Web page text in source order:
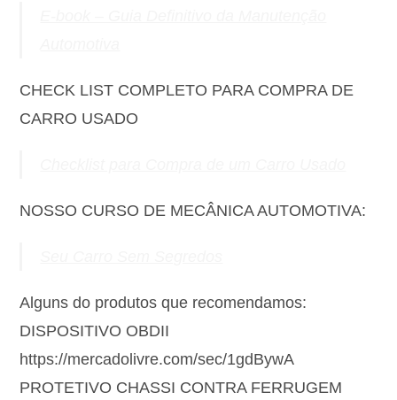
CHECK LIST COMPLETO PARA COMPRA DE
CARRO USADO
NOSSO CURSO DE MECÂNICA AUTOMOTIVA:
Alguns do produtos que recomendamos:
DISPOSITIVO OBDII
https://mercadolivre.com/sec/1gdBywA
PROTETIVO CHASSI CONTRA FERRUGEM